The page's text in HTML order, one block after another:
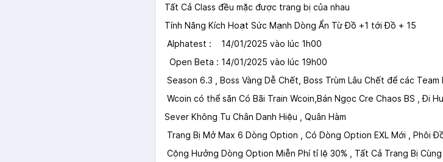
Tất Cả Class đều mặc được trang bị của nhau
Tính Năng Kích Hoạt Sức Mạnh Dòng Ẩn Từ Đồ +1 tới Đồ + 15
Alphatest : 14/01/2025 vào lúc 1h00
Open Beta : 14/01/2025 vào lúc 19h00
Season 6.3 , Boss Vàng Dễ Chết, Boss Trùm Lâu Chết để các Team
Wcoin có thể săn Có Bãi Train Wcoin,Bán Ngọc Cre Chaos BS , Đi
Sever Không Tu Chân Danh Hiệu , Quân Hàm
Trang Bị Mở Max 6 Dòng Option , Có Dòng Option EXL Mới , Phôi
Cộng Hưởng Dòng Option Miễn Phí tỉ lệ 30% , Tất Cả Trang Bị